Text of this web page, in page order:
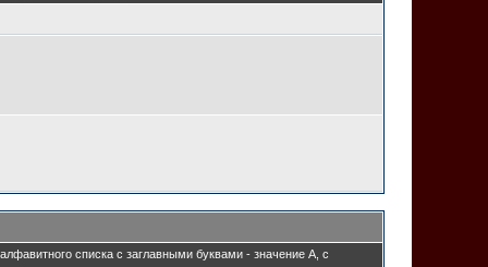
списка с заглавными буквами - значение A, с